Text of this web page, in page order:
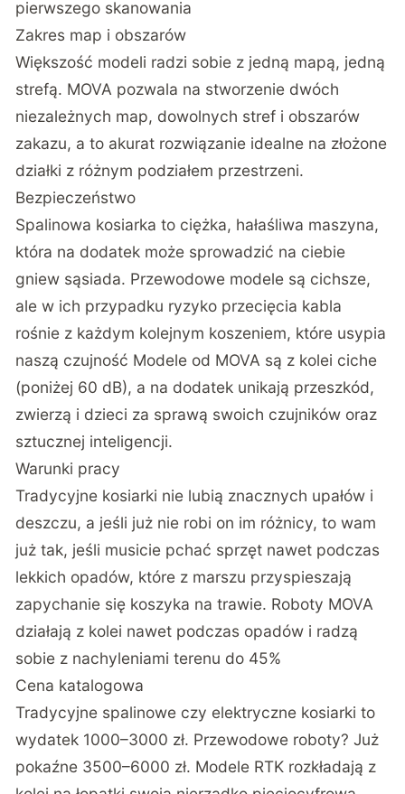
pierwszego skanowania
Zakres map i obszarów
Większość modeli radzi sobie z jedną mapą, jedną
strefą. MOVA pozwala na stworzenie dwóch
niezależnych map, dowolnych stref i obszarów
zakazu, a to akurat rozwiązanie idealne na złożone
działki z różnym podziałem przestrzeni.
Bezpieczeństwo
Spalinowa kosiarka to ciężka, hałaśliwa maszyna,
która na dodatek może sprowadzić na ciebie
gniew sąsiada. Przewodowe modele są cichsze,
ale w ich przypadku ryzyko przecięcia kabla
rośnie z każdym kolejnym koszeniem, które usypia
naszą czujność Modele od MOVA są z kolei ciche
(poniżej 60 dB), a na dodatek unikają przeszkód,
zwierzą i dzieci za sprawą swoich czujników oraz
sztucznej inteligencji.
Warunki pracy
Tradycyjne kosiarki nie lubią znacznych upałów i
deszczu, a jeśli już nie robi on im różnicy, to wam
już tak, jeśli musicie pchać sprzęt nawet podczas
lekkich opadów, które z marszu przyspieszają
zapychanie się koszyka na trawie. Roboty MOVA
działają z kolei nawet podczas opadów i radzą
sobie z nachyleniami terenu do 45%
Cena katalogowa
Tradycyjne spalinowe czy elektryczne kosiarki to
wydatek 1000–3000 zł. Przewodowe roboty? Już
pokaźne 3500–6000 zł. Modele RTK rozkładają z